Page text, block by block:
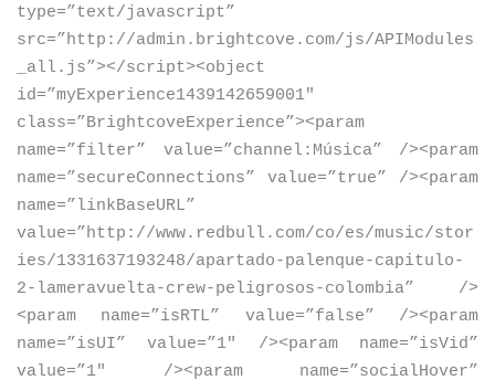
type=”text/javascript”
src=”http://admin.brightcove.com/js/APIModules
_all.js”></script><object
id=”myExperience1439142659001″
class=”BrightcoveExperience”><param
name=”filter” value=”channel:Música” /><param
name=”secureConnections” value=”true” /><param
name=”linkBaseURL”
value=”http://www.redbull.com/co/es/music/stor
ies/1331637193248/apartado-palenque-capitulo-
2-lameravuelta-crew-peligrosos-colombia” />
<param name=”isRTL” value=”false” /><param
name=”isUI” value=”1″ /><param name=”isVid”
value=”1″ /><param name=”socialHover”